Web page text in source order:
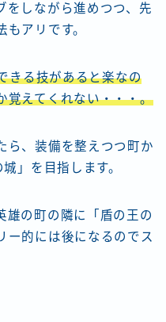
をしながら進めつつ、先
アリです。
きる技があると楽なの
覚えてくれない・・・。
ら、装備を整えつつ町か
」を目指します。
雄の町の隣に「盾の王の
ー的には後になるのでス